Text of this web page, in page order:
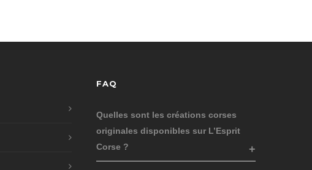
FAQ
Quelles sont les créations corses
originales disponibles sur L’Esprit
Corse ?